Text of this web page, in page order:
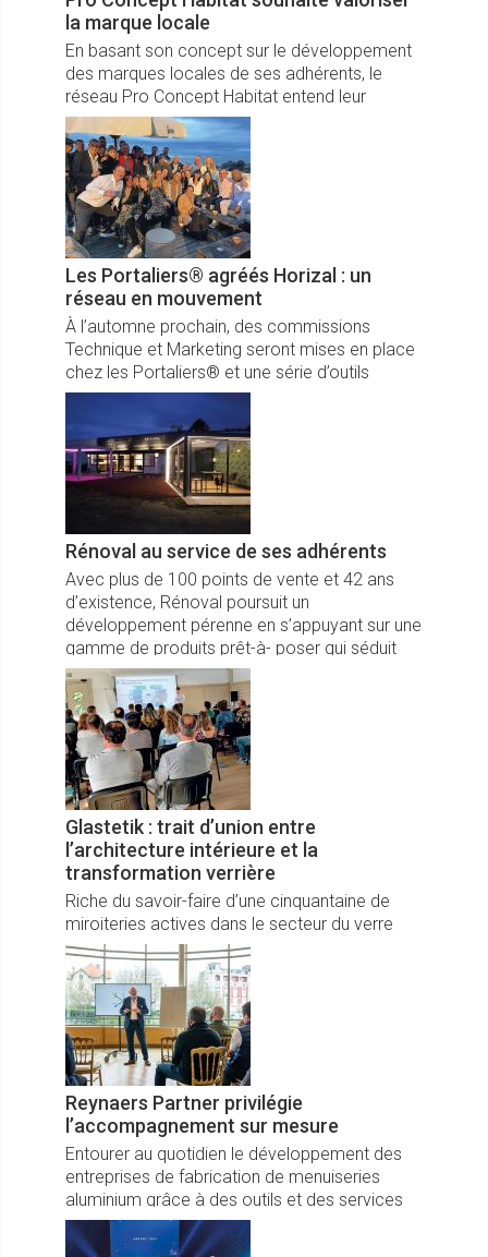
la marque locale
En basant son concept sur le développement
des marques locales de ses adhérents, le
réseau Pro Concept Habitat entend leur
permettre de développer leur efficacité, mais
aussi leur notoriété.
Les Portaliers® agréés Horizal : un
réseau en mouvement
À l’automne prochain, des commissions
Technique et Marketing seront mises en place
chez les Portaliers® et une série d’outils
marketing seront déployés.
Rénoval au service de ses adhérents
Avec plus de 100 points de vente et 42 ans
d’existence, Rénoval poursuit un
développement pérenne en s’appuyant sur une
gamme de produits prêt-à- poser qui séduit
ses adhérents.
Glastetik : trait d’union entre
l’architecture intérieure et la
transformation verrière
Riche du savoir-faire d’une cinquantaine de
miroiteries actives dans le secteur du verre
pour l’agencement et la décoration d’intérieur,
le réseau Glastetik vient de dévoiler deux
nouveautés produits.
Reynaers Partner privilégie
l’accompagnement sur mesure
Entourer au quotidien le développement des
entreprises de fabrication de menuiseries
aluminium grâce à des outils et des services
adaptés, telle est l’ambition du label Reynaers
Partner.